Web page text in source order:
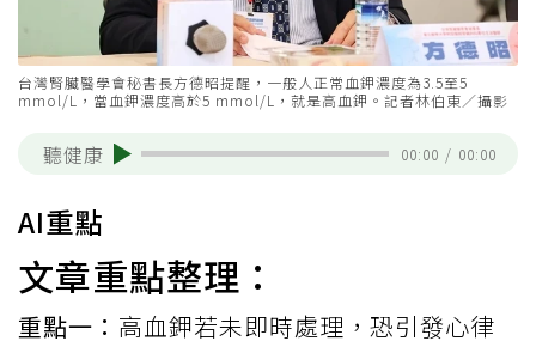
台灣腎臟醫學會秘書長方德昭提醒，一般人正常血鉀濃度為3.5至5
mmol/L，當血鉀濃度高於5 mmol/L，就是高血鉀。記者林伯東／攝影
聽健康 00:00 / 00:00
AI重點
文章重點整理：
重點一： 高血鉀若未即時處理，恐引發心律